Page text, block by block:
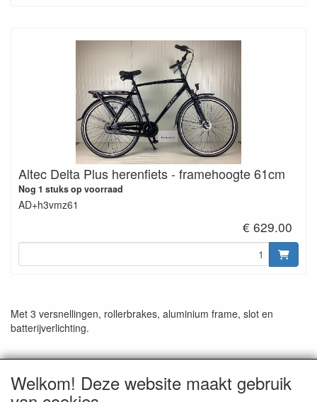
Altec Delta Plus herenfiets - framehoogte 61cm
Nog 1 stuks op voorraad
AD+h3vmz61
€ 629.00
Met 3 versnellingen, rollerbrakes, aluminium frame, slot en
batterijverlichting.
Welkom! Deze website maakt gebruik